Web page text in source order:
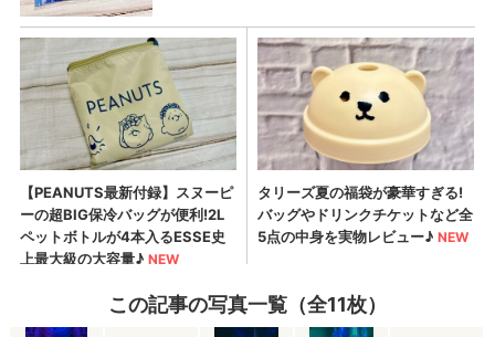
この記事の写真一覧（全11枚）